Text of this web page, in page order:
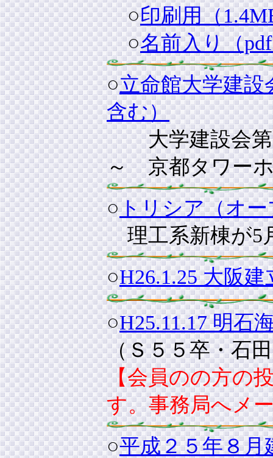
○印刷用（
○名前入り（
○立命館大学建
含む）
大学建設会第
～ 京都タワー
○トリシア（オ
理工系新棟が5
○H26.1.25 大阪
○H25.11.17 明石
（Ｓ５５卒・石
【会員のの方の
す。事務局へメ
○平成２５年８月